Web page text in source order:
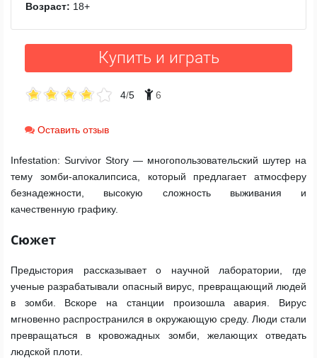
Возраст: 18+
Купить и играть
4/5 6
Оставить отзыв
Infestation: Survivor Story — многопользовательский шутер на
тему зомби-апокалипсиса, который предлагает атмосферу
безнадежности, высокую сложность выживания и
качественную графику.
Сюжет
Предыстория рассказывает о научной лаборатории, где
ученые разрабатывали опасный вирус, превращающий людей
в зомби. Вскоре на станции произошла авария. Вирус
мгновенно распространился в окружающую среду. Люди стали
превращаться в кровожадных зомби, желающих отведать
людской плоти.